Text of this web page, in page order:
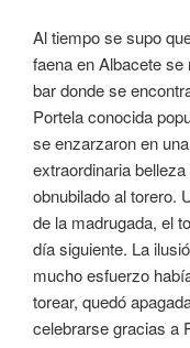
Al tiempo se supo
faena en Albacete
bar donde se
Portela conocida
se enzarzaron en
extraordinaria
obnubilado al torero.
de la madrugada, el
día siguiente. La
mucho esfuerzo
torear, quedó
celebrarse gracias a